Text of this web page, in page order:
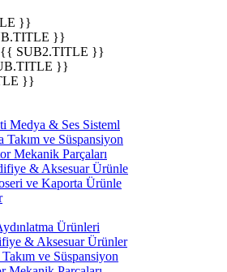
}}
}}
{{ SUB2.TITLE }}
}}
}}
Medya & Ses Sisteml
Takım ve Süspansiyon
Mekanik Parçaları
& Aksesuar Ürünle
ve Kaporta Ürünle
Ürünleri
& Aksesuar Ürünler
ve Süspansiyon